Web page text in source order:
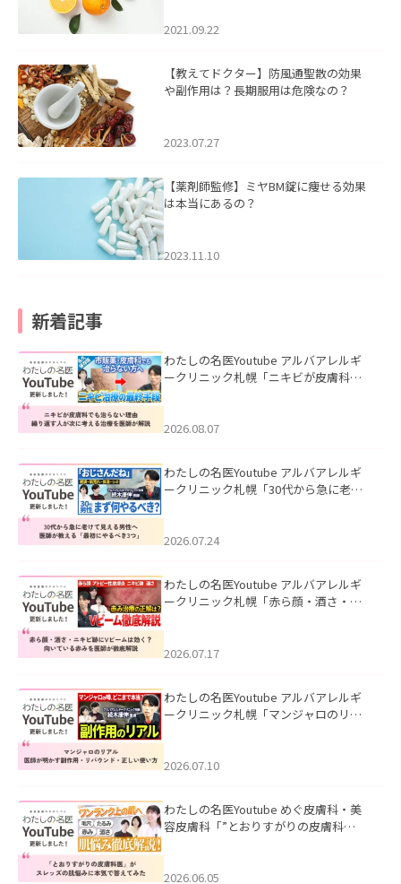
2021.09.22
【教えてドクター】防風通聖散の効果
や副作用は？長期服用は危険なの？
2023.07.27
【薬剤師監修】ミヤBM錠に痩せる効果
は本当にあるの？
2023.11.10
新着記事
わたしの名医Youtube アルバアレルギ
ークリニック札幌「ニキビが皮膚科で
ました。
2026.08.07
わたしの名医Youtube アルバアレルギ
ークリニック札幌「30代から急に老け
た。
2026.07.24
わたしの名医Youtube アルバアレルギ
ークリニック札幌「赤ら顔・酒さ・ニ
した。
2026.07.17
わたしの名医Youtube アルバアレルギ
ークリニック札幌「マンジャロのリア
た。
2026.07.10
わたしの名医Youtube めぐ皮膚科・美
容皮膚科「”とおりすがりの皮膚科
2026.06.05